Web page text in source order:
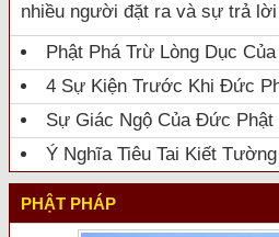
nhiều người đặt ra và sự trả
Phật Phá Trừ Lòng Dục
4 Sự Kiện Trước Khi Đức
Sự Giác Ngộ Của Đức Phật
Ý Nghĩa Tiêu Tai Kiết
PHẬT PHÁP